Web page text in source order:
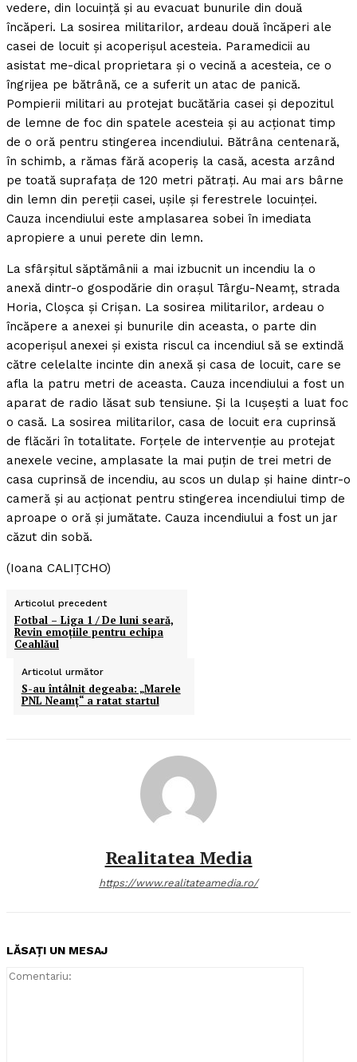
vedere, din locuinţă şi au evacuat bunurile din două
încăperi. La sosirea militarilor, ardeau două încăperi ale
casei de locuit şi acoperişul acesteia. Paramedicii au
asistat me-dical proprietara şi o vecină a acesteia, ce o
îngrijea pe bătrână, ce a suferit un atac de panică.
Pompierii militari au protejat bucătăria casei şi depozitul
de lemne de foc din spatele acesteia şi au acţionat timp
de o oră pentru stingerea incendiului. Bătrâna centenară,
în schimb, a rămas fără acoperiş la casă, acesta arzând
pe toată suprafaţa de 120 metri pătraţi. Au mai ars bârne
din lemn din pereţii casei, uşile şi ferestrele locuinţei.
Cauza incendiului este amplasarea sobei în imediata
apropiere a unui perete din lemn.
La sfârşitul săptămânii a mai izbucnit un incendiu la o
anexă dintr-o gospodărie din oraşul Târgu-Neamţ, strada
Horia, Cloşca şi Crişan. La sosirea militarilor, ardeau o
încăpere a anexei şi bunurile din aceasta, o parte din
acoperişul anexei şi exista riscul ca incendiul să se extindă
către celelalte incinte din anexă şi casa de locuit, care se
afla la patru metri de aceasta. Cauza incendiului a fost un
aparat de radio lăsat sub tensiune. Şi la Icuşeşti a luat foc
o casă. La sosirea militarilor, casa de locuit era cuprinsă
de flăcări în totalitate. Forţele de intervenţie au protejat
anexele vecine, amplasate la mai puţin de trei metri de
casa cuprinsă de incendiu, au scos un dulap şi haine dintr-o
cameră şi au acţionat pentru stingerea incendiului timp de
aproape o oră şi jumătate. Cauza incendiului a fost un jar
căzut din sobă.
(Ioana CALIŢCHO)
Articolul precedent
Fotbal – Liga 1 / De luni seară,
Revin emoţiile pentru echipa
Ceahlăul
Articolul următor
S-au întâlnit degeaba: „Marele
PNL Neamţ“ a ratat startul
Realitatea Media
https://www.realitateamedia.ro/
LĂSAȚI UN MESAJ